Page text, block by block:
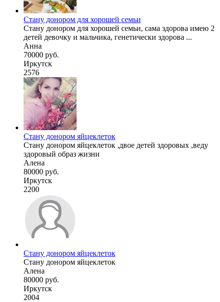
Стану донором для хорошей семьи
Стану донором для хорошей семьи, сама здорова имею 2
детей девочку и мальчика, генетически здорова ...
Анна
70000 руб.
Иркутск
2576
Стану донором яйцеклеток
Стану донором яйцеклеток ,двое детей здоровых ,веду
здоровый образ жизни
Алена
80000 руб.
Иркутск
2200
Стану донором яйцеклеток
Стану донором яйцеклеток
Алена
80000 руб.
Иркутск
2004